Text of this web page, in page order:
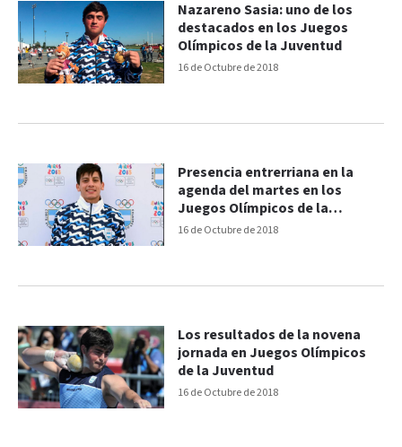
16 de Octubre de 2018
Nazareno Sasia: uno de los
destacados en los Juegos
Olímpicos de la Juventud
16 de Octubre de 2018
Presencia entrerriana en la
agenda del martes en los
Juegos Olímpicos de la
Juventud
16 de Octubre de 2018
Los resultados de la novena
jornada en Juegos Olímpicos
de la Juventud